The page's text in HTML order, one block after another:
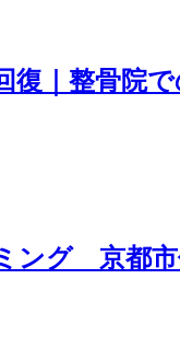
復｜整骨院
ング 京都